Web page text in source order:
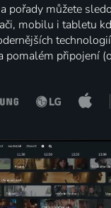
pořady můžete
mobilu i tabletu
pomalém připojení